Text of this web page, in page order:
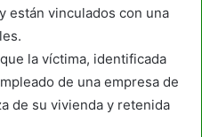
están vinculados con una
la víctima, identificada
de una empresa de
de su vivienda y retenida